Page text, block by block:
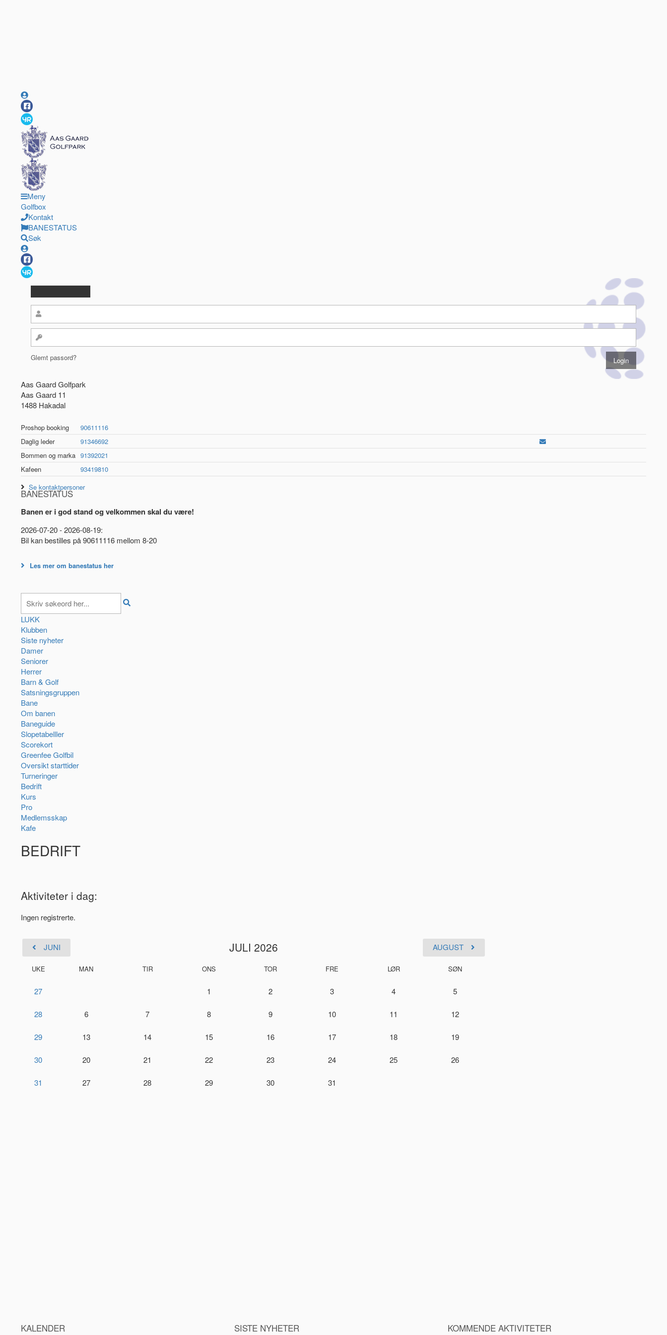
Meny
Golfbox
Kontakt
BANESTATUS
Søk
Glemt passord?
Aas Gaard Golfpark
Aas Gaard 11
1488 Hakadal
Proshop booking
90611116
Daglig leder
91346692
Bommen og marka 91392021
Kafeen
93419810
Se kontaktpersoner
BANESTATUS
Banen er i god stand og velkommen skal du være!
2026-07-20 - 2026-08-19:
Bil kan bestilles på 90611116 mellom 8-20
Les mer om banestatus her
LUKK
Klubben
Siste nyheter
Damer
Seniorer
Herrer
Barn & Golf
Satsningsgruppen
Bane
Om banen
Baneguide
Slopetabelller
Scorekort
Greenfee Golfbil
Oversikt starttider
Turneringer
Bedrift
Kurs
Pro
Medlemsskap
Kafe
BEDRIFT
Aktiviteter i dag:
Ingen registrerte.
JUNI AUGUST
JULI 2026
UKE MAN TIR ONS TOR FRE LØR SØN
27 1 2 3 4 5
28 6 7 8 9 10 11 12
29 13 14 15 16 17 18 19
30 20 21 22 23 24 25 26
31 27 28 29 30 31
KALENDER SISTE NYHETER KOMMENDE AKTIVITETER